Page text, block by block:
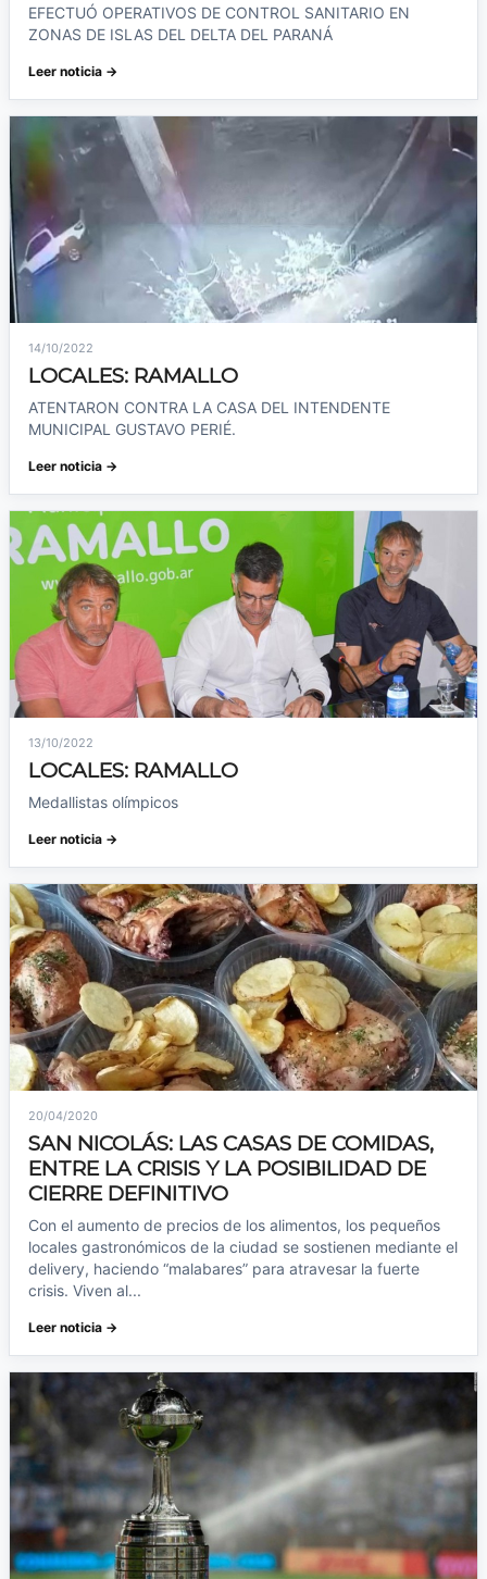
EFECTUÓ OPERATIVOS DE CONTROL SANITARIO EN
ZONAS DE ISLAS DEL DELTA DEL PARANÁ
Leer noticia →
14/10/2022
LOCALES: RAMALLO
ATENTARON CONTRA LA CASA DEL INTENDENTE
MUNICIPAL GUSTAVO PERIÉ.
Leer noticia →
13/10/2022
LOCALES: RAMALLO
Medallistas olímpicos
Leer noticia →
20/04/2020
SAN NICOLÁS: LAS CASAS DE COMIDAS,
ENTRE LA CRISIS Y LA POSIBILIDAD DE
CIERRE DEFINITIVO
Con el aumento de precios de los alimentos, los pequeños
locales gastronómicos de la ciudad se sostienen mediante el
delivery, haciendo “malabares” para atravesar la fuerte
crisis. Viven al...
Leer noticia →